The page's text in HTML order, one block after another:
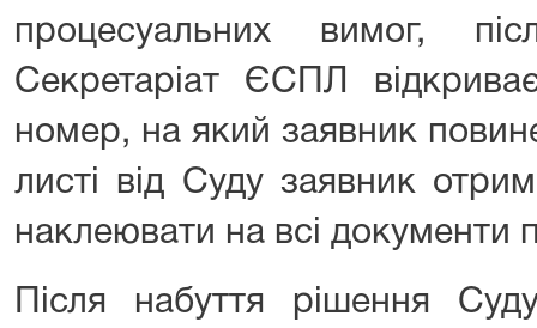
процесуальних вимог,
Секретаріат ЄСПЛ
номер, на який заявник
листі від Суду заявник
наклеювати на всі документи
Після набуття рішення